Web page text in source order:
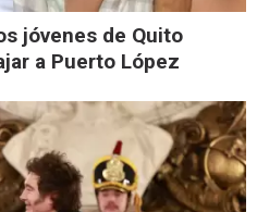
jóvenes de Quito
a Puerto López